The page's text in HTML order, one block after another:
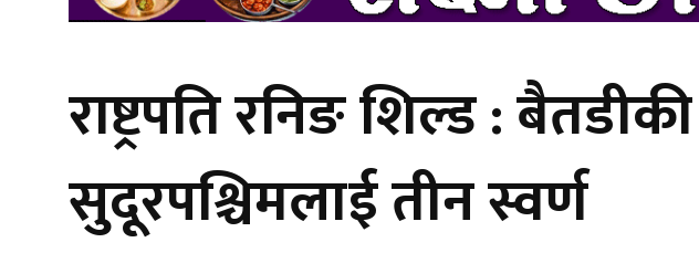
राष्ट्रपति रनिङ शिल्ड :
सुदूरपश्चिमलाई तीन स्वर्ण